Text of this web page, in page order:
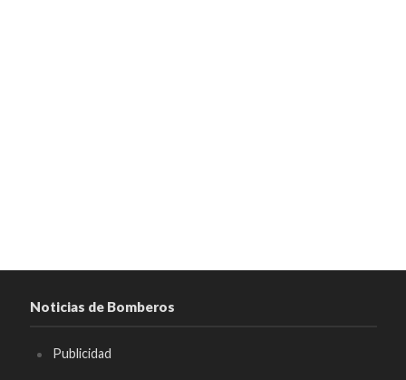
Noticias de Bomberos
Publicidad